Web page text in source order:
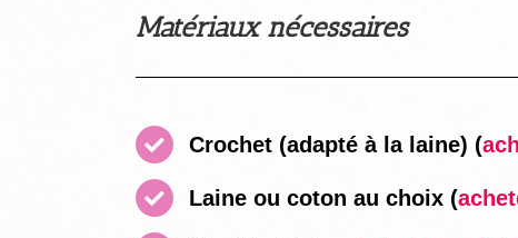
Matériaux nécessaires
Crochet (adapté à la laine) (
Laine ou coton au choix (